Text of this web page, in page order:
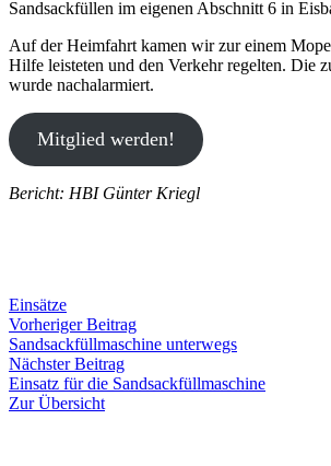
Sandsackfüllen im eigenen Abschnitt 6 in
Auf der Heimfahrt kamen wir zur einem
Hilfe leisteten und den Verkehr regelten. Die
wurde nachalarmiert.
Mitglied werden!
Bericht: HBI Günter Kriegl
Einsätze
Beitragsnavigation
Vorheriger BeitragVorheriger
Beitrag:
Sandsackfüllmaschine unterwegs
Nächster BeitragNächster
Beitrag:
Einsatz für die Sandsackfüllmaschine
Zur Übersicht